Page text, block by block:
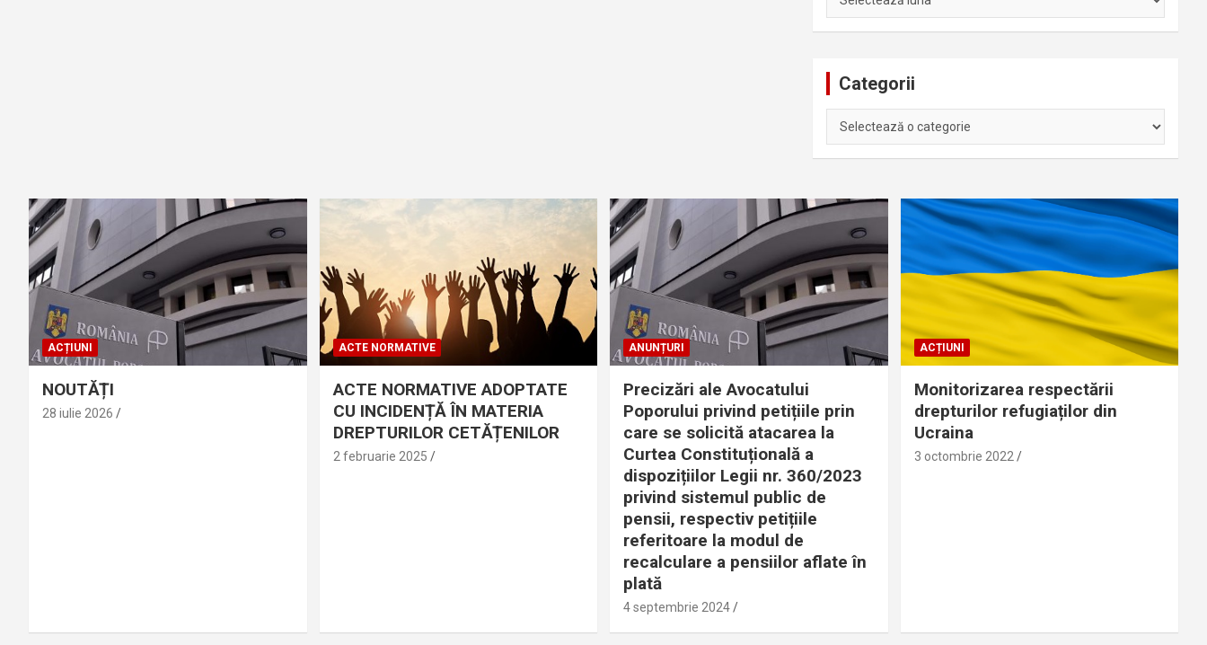
Categorii
ACȚIUNI
NOUTĂȚI
28 iulie 2026
ACTE NORMATIVE
ACTE NORMATIVE ADOPTATE
CU INCIDENȚĂ ÎN MATERIA
DREPTURILOR CETĂȚENILOR
2 februarie 2025
ANUNȚURI
Precizări ale Avocatului
Poporului privind petițiile prin
care se solicită atacarea la
Curtea Constituțională a
dispozițiilor Legii nr. 360/2023
privind sistemul public de
pensii, respectiv petițiile
referitoare la modul de
recalculare a pensiilor aflate în
plată
4 septembrie 2024
ACȚIUNI
Monitorizarea respectării
drepturilor refugiaților din
Ucraina
3 octombrie 2022